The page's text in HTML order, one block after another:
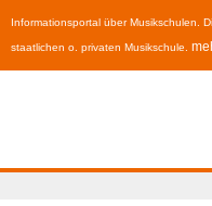
Informationsportal über Musikschulen.
staatlichen o. privaten Musikschule.